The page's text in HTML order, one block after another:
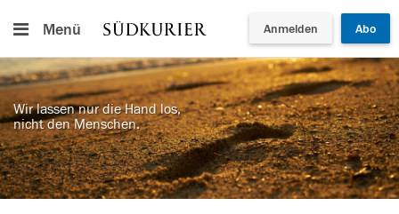
Menü Anmelden Abo
Wir lassen nur die Hand los,
nicht den Menschen.